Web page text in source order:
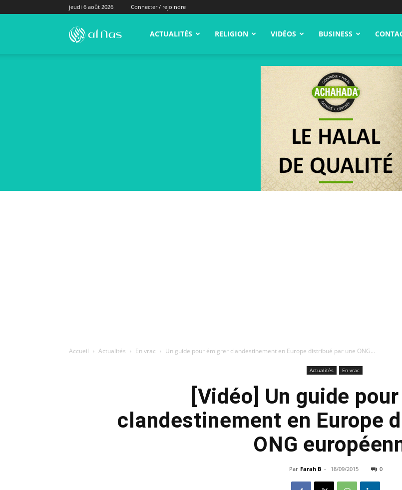
jeudi 6 août 2026 Connecter / rejoindre
alNas.fr ACTUALITÉS RELIGION VIDÉOS BUSINESS
Accueil Actualités En vrac Un guide pour émigrer clandestinement en Europe distribué par une ONG...
Actualités En vrac
[Vidéo] Un guide
clandestinement en Europe
ONG
Par Farah B - 18/09/2015 0